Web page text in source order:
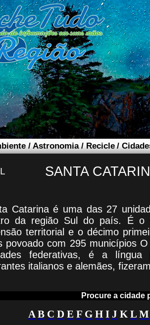
/Astronomia /Recicle /
SANTA
Catarina é uma das 27
da região Sul do país. É o
territorial e o décimo
povoado com 295 municípios
federativas, é a língua
italianos e alemães,
Procure a cidade
A B C D E F G H I J KL M